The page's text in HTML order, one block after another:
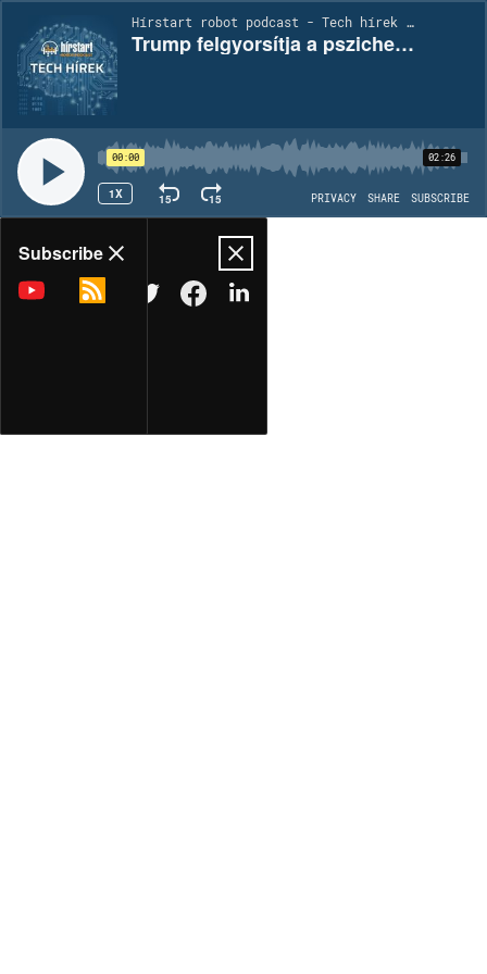
Hírstart robot podcast - Tech hírek | EP2156
Trump felgyorsítja a pszichedelikus gyógyszeres kezelésekhez való hozzáférést
00:00 02:26
1X 15 15 PRIVACY SHARE SUBSCRIBE
Share
COPY LINK
Subscribe